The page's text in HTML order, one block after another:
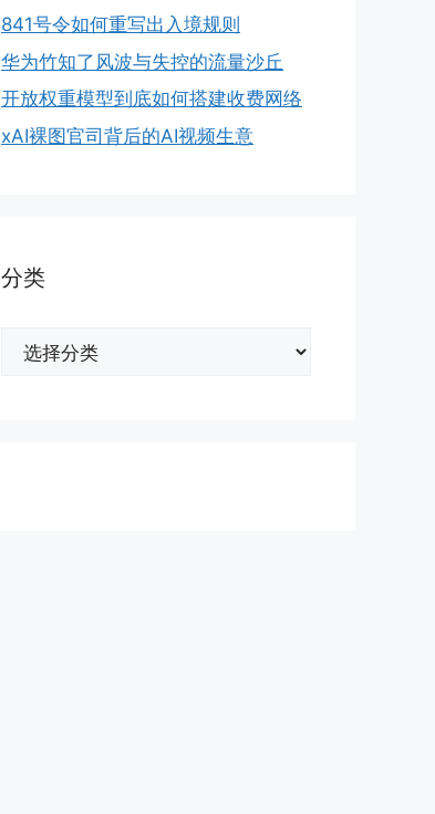
841号令如何重写出入境规则
华为竹知了风波与失控的流量沙丘
开放权重模型到底如何搭建收费网络
xAI裸图官司背后的AI视频生意
分类